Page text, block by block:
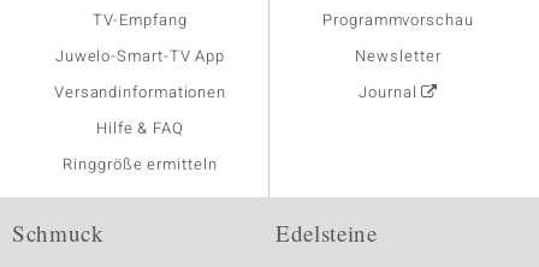
TV-Empfang
Juwelo-Smart-TV App
Versandinformationen
Hilfe & FAQ
Ringgröße ermitteln
Programmvorschau
Newsletter
Journal
Schmuck Edelsteine